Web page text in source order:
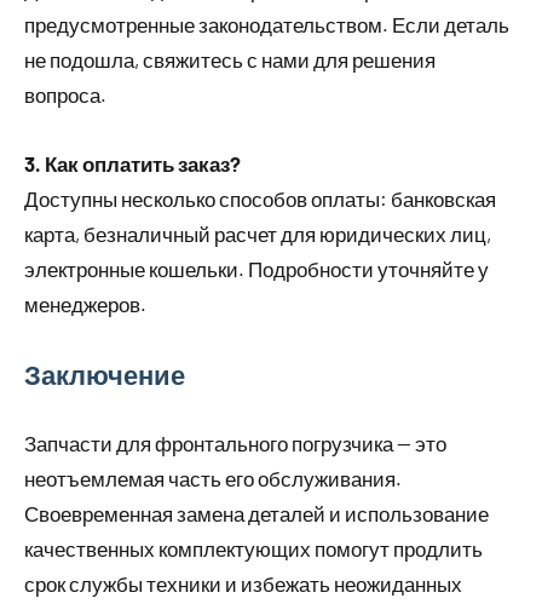
предусмотренные законодательством. Если деталь
не подошла, свяжитесь с нами для решения
вопроса.
3. Как оплатить заказ?
Доступны несколько способов оплаты: банковская
карта, безналичный расчет для юридических лиц,
электронные кошельки. Подробности уточняйте у
менеджеров.
Заключение
Запчасти для фронтального погрузчика — это
неотъемлемая часть его обслуживания.
Своевременная замена деталей и использование
качественных комплектующих помогут продлить
срок службы техники и избежать неожиданных